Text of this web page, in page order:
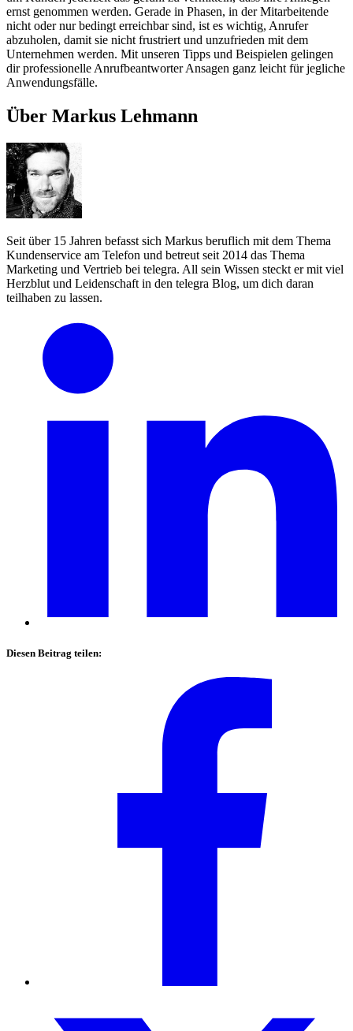
ernst genommen werden. Gerade in Phasen, in der Mitarbeitende
nicht oder nur bedingt erreichbar sind, ist es wichtig, Anrufer
abzuholen, damit sie nicht frustriert und unzufrieden mit dem
Unternehmen werden. Mit unseren Tipps und Beispielen gelingen
dir professionelle Anrufbeantworter Ansagen ganz leicht für jegliche
Anwendungsfälle.
Über Markus Lehmann
Seit über 15 Jahren befasst sich Markus beruflich mit dem Thema
Kundenservice am Telefon und betreut seit 2014 das Thema
Marketing und Vertrieb bei telegra. All sein Wissen steckt er mit viel
Herzblut und Leidenschaft in den telegra Blog, um dich daran
teilhaben zu lassen.
Diesen Beitrag teilen: